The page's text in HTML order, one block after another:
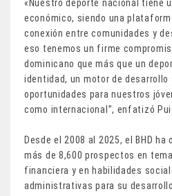
«Nuestro deporte nacional tiene
económico, siendo una
conexión entre comunidades y
eso tenemos un firme
dominicano que más que un
identidad, un motor de desarrollo
oportunidades para nuestros
como internacional”, enfatizó
Desde el 2008 al 2025, el BHD
más de 8,600 prospectos en
financiera y en habilidades
administrativas para su